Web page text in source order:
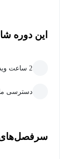
این دوره
2 ساعت ویدئو
دسترسی
سرفصل‌های